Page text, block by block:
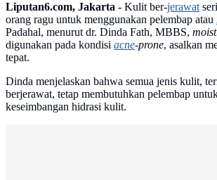
Liputan6.com, Jakarta - Kulit ber-jerawat
orang ragu untuk menggunakan pelembap atau
Padahal, menurut dr. Dinda Fath, MBBS,
digunakan pada kondisi acne-prone, asalkan
tepat.
Dinda menjelaskan bahwa semua jenis kulit,
berjerawat, tetap membutuhkan pelembap
keseimbangan hidrasi kulit.